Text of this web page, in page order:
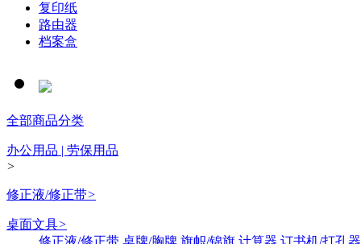
复印纸
路由器
档案盒
全部商品分类
办公用品 | 劳保用品
>
修正液/修正带>
桌面文具>
修正液/修正带 桌牌/胸牌 旗帜/锦旗 计算器 订书机/打孔器